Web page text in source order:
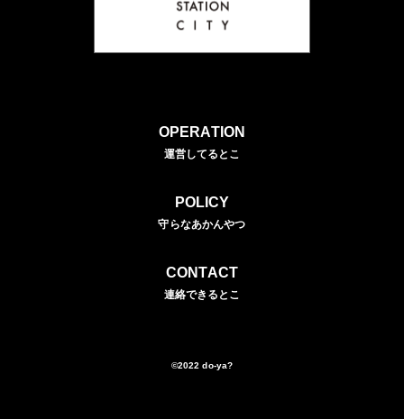
OPERATION
運営してるとこ
POLICY
守らなあかんやつ
CONTACT
連絡できるとこ
©2022 do-ya?